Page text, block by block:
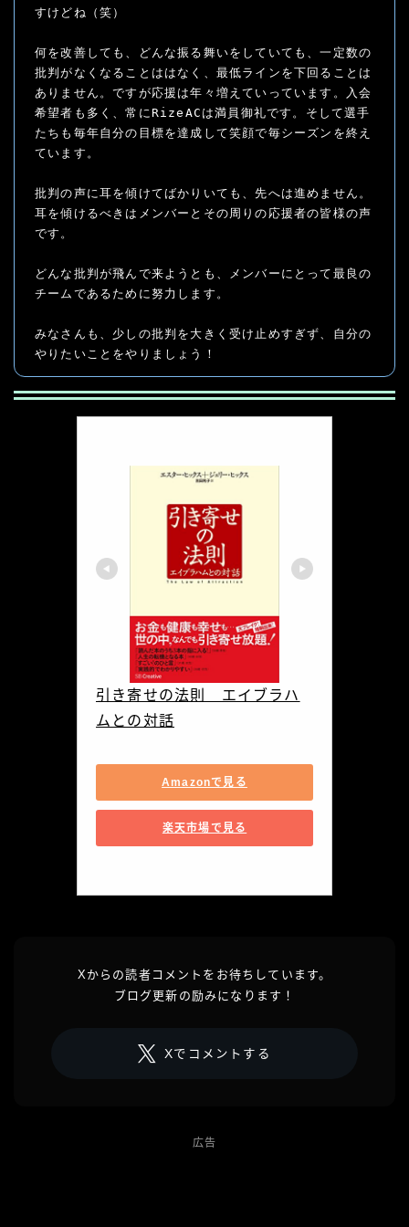
すけどね（笑）
何を改善しても、どんな振る舞いをしていても、一定数の
批判がなくなることははなく、最低ラインを下回ることは
ありません。ですが応援は年々増えていっています。入会
希望者も多く、常にRizeACは満員御礼です。そして選手
たちも毎年自分の目標を達成して笑顔で毎シーズンを終え
ています。
批判の声に耳を傾けてばかりいても、先へは進めません。
耳を傾けるべきはメンバーとその周りの応援者の皆様の声
です。
どんな批判が飛んで来ようとも、メンバーにとって最良の
チームであるために努力します。
みなさんも、少しの批判を大きく受け止めすぎず、自分の
やりたいことをやりましょう！
引き寄せの法則　エイブラハ
ムとの対話
Amazonで見る
楽天市場で見る
Xからの読者コメントをお待ちしています。
ブログ更新の励みになります！
Xでコメントする
広告